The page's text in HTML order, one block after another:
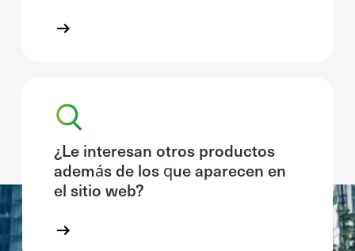
¿Le interesan otros productos
además de los que aparecen en
el sitio web?